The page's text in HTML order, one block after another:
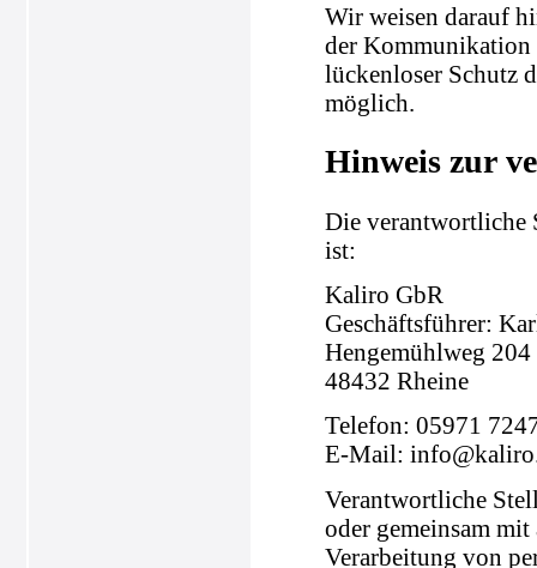
Wir weisen darauf
der Kommunikation
lückenloser Schutz
möglich.
Hinweis zur
Die verantwortliche
ist:
Kaliro GbR
Geschäftsführer:
Hengemühlweg 204
48432 Rheine
Telefon: 05971
E-Mail:
Verantwortliche
oder gemeinsam
Verarbeitung von